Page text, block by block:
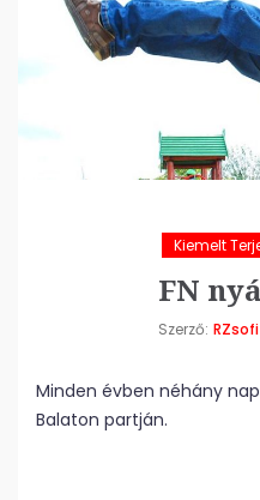
Kiemelt
FN
Szerző: RZsofi
Minden évben néhány
Balaton partján.